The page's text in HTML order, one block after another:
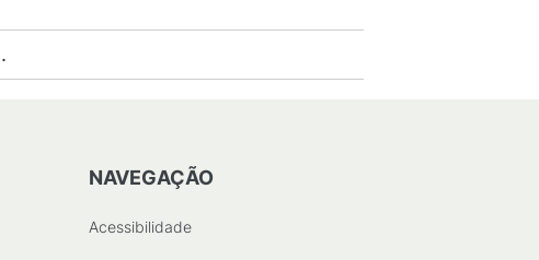
.
NAVEGAÇÃO
Acessibilidade